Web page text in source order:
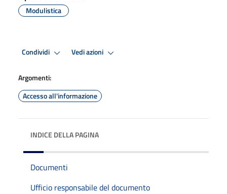
Modulistica
Condividi Vedi azioni
Argomenti:
Accesso all'informazione
INDICE DELLA PAGINA
Documenti
Ufficio responsabile del documento